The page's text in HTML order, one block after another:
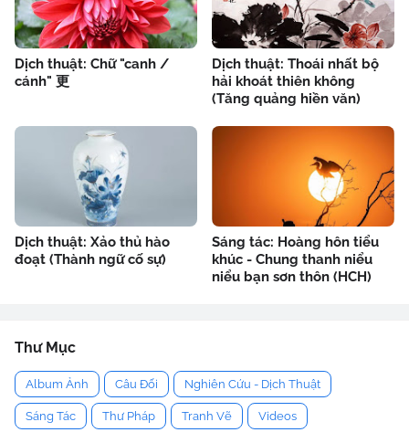
Dịch thuật: Chữ "canh /
cánh" 更
Dịch thuật: Thoái nhất bộ
hải khoát thiên không
(Tăng quảng hiền văn)
Dịch thuật: Xảo thủ hào
đoạt (Thành ngữ cố sự)
Sáng tác: Hoàng hôn tiểu
khúc - Chung thanh niểu
niểu bạn sơn thôn (HCH)
Thư Mục
Album Ảnh Câu Đối Nghiên Cứu - Dịch Thuật
Sáng Tác Thư Pháp Tranh Vẽ Videos